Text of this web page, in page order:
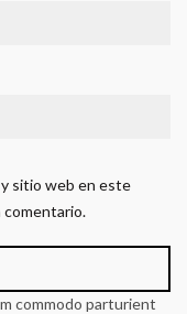
sitio web en este
comentario.
commodo parturient